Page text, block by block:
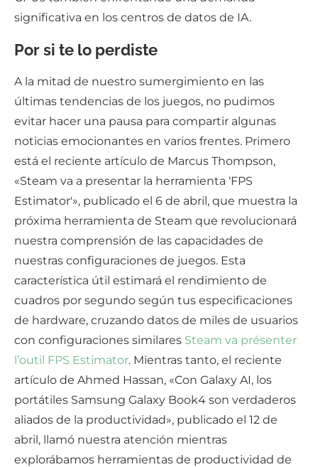
significativa en los centros de datos de IA.
Por si te lo perdiste
A la mitad de nuestro sumergimiento en las
últimas tendencias de los juegos, no pudimos
evitar hacer una pausa para compartir algunas
noticias emocionantes en varios frentes. Primero
está el reciente artículo de Marcus Thompson,
«Steam va a presentar la herramienta ‘FPS
Estimator'», publicado el 6 de abril, que muestra la
próxima herramienta de Steam que revolucionará
nuestra comprensión de las capacidades de
nuestras configuraciones de juegos. Esta
característica útil estimará el rendimiento de
cuadros por segundo según tus especificaciones
de hardware, cruzando datos de miles de usuarios
con configuraciones similares Steam va présenter
l’outil FPS Estimator. Mientras tanto, el reciente
artículo de Ahmed Hassan, «Con Galaxy AI, los
portátiles Samsung Galaxy Book4 son verdaderos
aliados de la productividad», publicado el 12 de
abril, llamó nuestra atención mientras
explorábamos herramientas de productividad de